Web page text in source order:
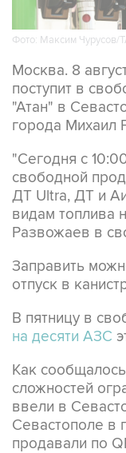
Фото: Максим Чурусов/
Москва. 8
поступит в
"Атан" в
города Михаил
"Сегодня с
свободной
ДТ Ultra, ДТ и
видам топлива
Развожаев в
Заправить
отпуск в
В пятницу в
на десяти АЗС
Как
сложностей
ввели в
Севастополе в
продавали по